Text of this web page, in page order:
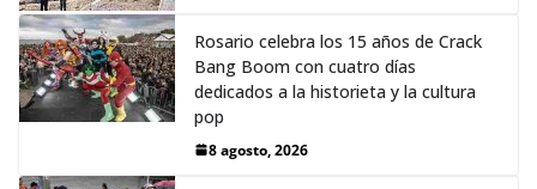
Rosario celebra los 15 años de Crack
Bang Boom con cuatro días
dedicados a la historieta y la cultura
pop
8 agosto, 2026